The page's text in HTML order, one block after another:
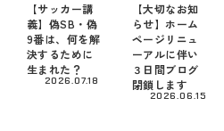
【サッカー講
義】偽SB・偽
9番は、何を解
決するために
生まれた？
2026.07.18
【大切なお知
らせ】ホーム
ページリニュ
ーアルに伴い
３日間ブログ
閉鎖します
2026.06.15